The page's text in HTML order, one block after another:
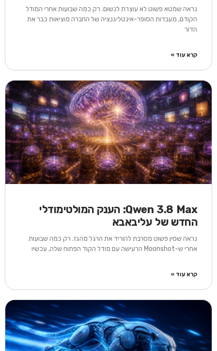
נראה שמטא פשוט לא עוצרת לנשום. רק כמה שבועות אחרי המודל
הקודם, מעבדות הסופר-אינטליגנציה של החברה מוציאות כבר את
הדור
קרא עוד »
Qwen 3.8 Max: הענק המולטימודלי
החדש של עליבאבא
נראה שסין פשוט מסרבת להוריד את הרגל מהגז. רק כמה שבועות
אחרי ש-Moonshot הרעישה עם מודל הקוד הפתוח שלה, עכשיו
קרא עוד »